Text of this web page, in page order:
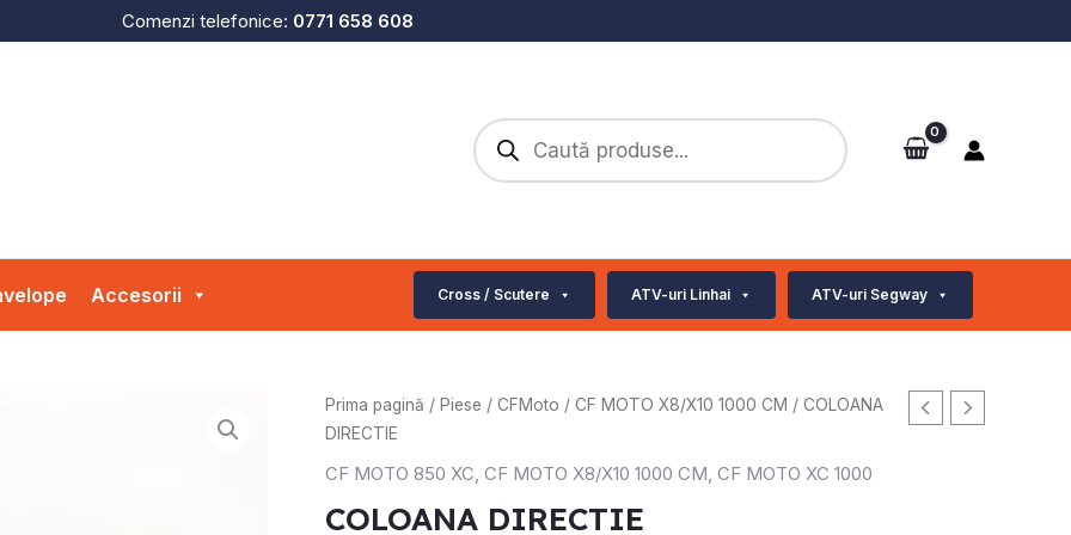
Comenzi telefonice: 0771 658 608
Products
search
Accesorii Cross / Scutere ATV-uri Linhai ATV-uri Segway
Prima pagină / Piese / CFMoto / CF MOTO X8/X10 1000 CM / COLOANA
DIRECTIE
CF MOTO 850 XC, CF MOTO X8/X10 1000 CM, CF MOTO XC 1000
COLOANA DIRECTIE